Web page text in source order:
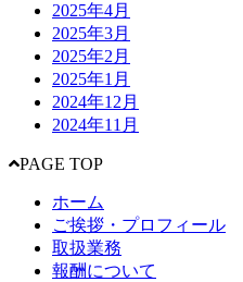
2025年4月
2025年3月
2025年2月
2025年1月
2024年12月
2024年11月
PAGE TOP
ホーム
ご挨拶・プロフィール
取扱業務
報酬について